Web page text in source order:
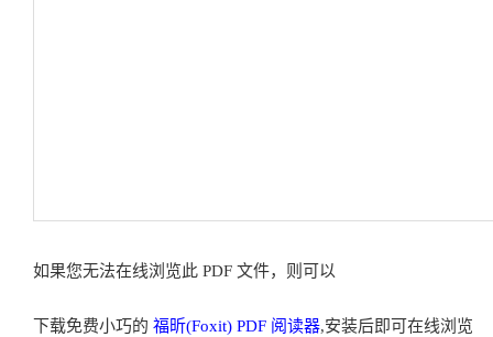
如果您无法在线浏览此 PDF 文件，则可以
下载免费小巧的 福昕(Foxit) PDF 阅读器,安装后即可在线浏览